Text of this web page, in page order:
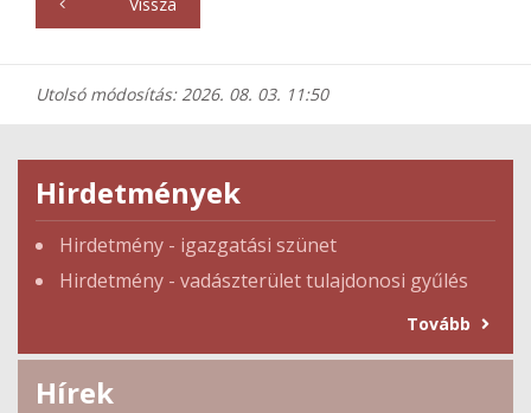
Utolsó módosítás: 2026. 08. 03. 11:50
Hirdetmények
Hirdetmény - igazgatási szünet
Hirdetmény - vadászterület tulajdonosi gyűlés
Tovább
Hírek